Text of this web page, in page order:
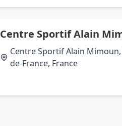
Centre Sportif Alain
Centre Sportif Alain Mimoun,
de-France, France